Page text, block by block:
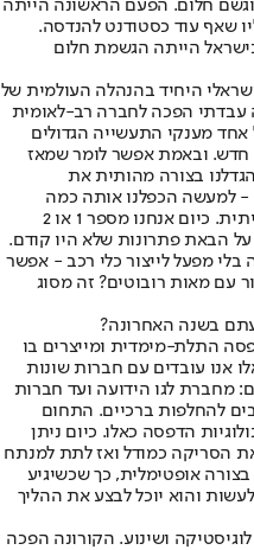
חלום. הפעם הראשונה הייתה
שאף עוד כסטודנט להנדסה.
הייתה הגשמת חלום
היחיד בהנהלה העולמית של
עבדתי הפכה לחברה רב-לאומית
מענקי התעשייה הגדולים
חדש. ובאמת אפשר לומר שמאז
בצורה מהותית את
- למעשה הכפלנו אותה כמה
פעמים - ויצרנו ענק דיגיטליזציה תעשייתית. כיום אנחנו מספר 1 או 2
הבאת פתרונות שלא היו קודם.
מפעל לייצור כלי רכב - אפשר
עם מאות רובוטים? זה מסוג
בשנה האחרונה?
התלת-מימדית ומייצרים בו
אנו עובדים עם חברות שונות
מחברת לגו הידועה ועד חברות
להחלפות ברכיים. התחום
הדפסה כאלו. כיום ניתן
הסריקה כמודל ואז לתת למנתח
אופטימלית, כך שכשיגיע
והוא יוכל לבצע את ההליך
ושינוע. הקורונה הפכה